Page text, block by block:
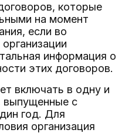
которые
на момент
если во
информация о
этих договоров.
включать в одну и
выпущенные с
год. Для
организация